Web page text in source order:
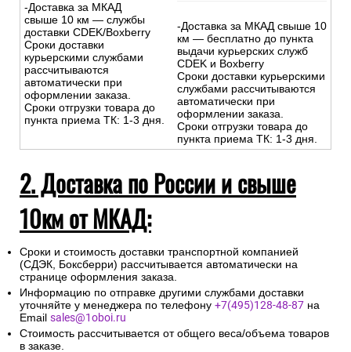
-Доставка за МКАД
свыше 10 км — службы
доставки CDEK/Boxberry
Сроки доставки
курьерскими службами
рассчитываются
автоматически при
оформлении заказа.
Сроки отгрузки товара до
пункта приема ТК: 1-3 дня.
-Доставка за МКАД свыше 10
км — бесплатно до пункта
выдачи курьерских служб
CDEK и Boxberry
Сроки доставки курьерскими
службами рассчитываются
автоматически при
оформлении заказа.
Сроки отгрузки товара до
пункта приема ТК: 1-3 дня.
2. Доставка по России и свыше
10км от МКАД:
Сроки и стоимость доставки транспортной компанией
(СДЭК, Боксберри) рассчитывается автоматически на
странице оформления заказа.
Информацию по отправке другими службами доставки
уточняйте у менеджера по телефону +7(495)128-48-87 на
Email sales@1oboi.ru
Стоимость рассчитывается от общего веса/объема товаров
в заказе.